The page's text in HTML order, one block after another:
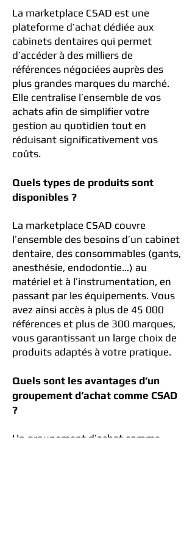
La marketplace CSAD est une
plateforme d’achat dédiée aux
cabinets dentaires qui permet
d’accéder à des milliers de
références négociées auprès des
plus grandes marques du marché.
Elle centralise l’ensemble de vos
achats afin de simplifier votre
gestion au quotidien tout en
réduisant significativement vos
coûts.
Quels types de produits sont
disponibles ?
La marketplace CSAD couvre
l’ensemble des besoins d’un cabinet
dentaire, des consommables (gants,
anesthésie, endodontie…) au
matériel et à l’instrumentation, en
passant par les équipements. Vous
avez ainsi accès à plus de 45 000
références et plus de 300 marques,
vous garantissant un large choix de
produits adaptés à votre pratique.
Quels sont les avantages d’un
groupement d’achat comme CSAD
?
Un groupement d’achat comme